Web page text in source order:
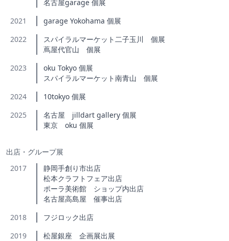
名古屋garage 個展
2021
garage Yokohama 個展
2022
スパイラルマーケット二子玉川 個展
蔦屋代官山 個展
2023
oku Tokyo 個展
スパイラルマーケット南青山 個展
2024
10tokyo 個展
2025
名古屋 jilldart gallery 個展
東京 oku 個展
出店・グループ展
2017
静岡手創り市出店
松本クラフトフェア出店
ポーラ美術館 ショップ内出店
名古屋高島屋 催事出店
2018
フジロック出店
2019
松屋銀座 企画展出展